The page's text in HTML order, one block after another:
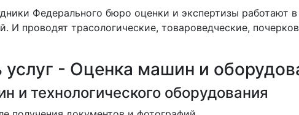
Федерального бюро оценки и экспертизы работают
И проводят трасологические, товароведческие,
- Оценка машин и
и технологического оборудования